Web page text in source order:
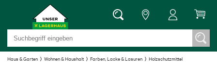
Haus & Garten Wohnen & Haushalt Farben, Lacke & Lasuren Holzschutzmittel